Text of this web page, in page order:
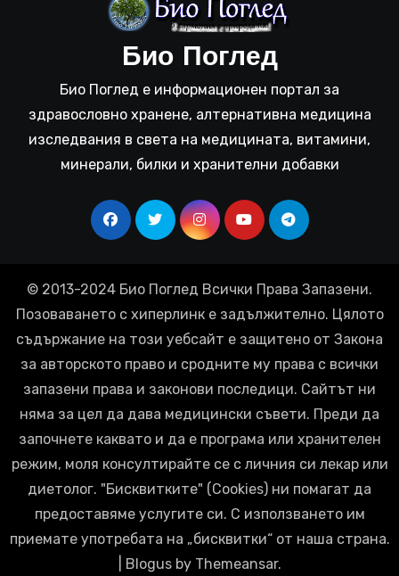
Био Поглед
Био Поглед е информационен портал за
здравословно хранене, алтернативна медицина
изследвания в света на медицината, витамини,
минерали, билки и хранителни добавки
© 2013-2024 Био Поглед Всички Права Запазени.
Позоваването с хиперлинк е задължително. Цялото
съдържание на този уебсайт е защитено от Закона
за авторското право и сродните му права с всички
запазени права и законови последици. Сайтът ни
няма за цел да дава медицински съвети. Преди да
започнете каквато и да е програма или хранителен
режим, моля консултирайте се с личния си лекар или
диетолог. "Бисквитките" (Cookies) ни помагат да
предоставяме услугите си. С използването им
приемате употребата на „бисквитки“ от наша страна.
Blogusby Themeansar.